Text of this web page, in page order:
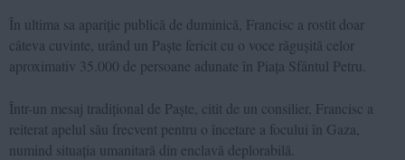
În ultima sa apariție publică de duminică, Francisc a rostit doar
câteva cuvinte, urând un Paște fericit cu o voce răgușită celor
aproximativ 35.000 de persoane adunate în Piața Sfântul Petru.
Într-un mesaj tradițional de Paște, citit de un consilier, Francisc a
reiterat apelul său frecvent pentru o încetare a focului în Gaza,
numind situația umanitară din enclavă deplorabilă.